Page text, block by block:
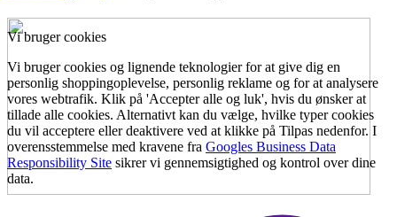
Vi bruger cookies
Vi bruger cookies og lignende teknologier for at give dig en
personlig shoppingoplevelse, personlig reklame og for at analysere
vores webtrafik. Klik på 'Accepter alle og luk', hvis du ønsker at
tillade alle cookies. Alternativt kan du vælge, hvilke typer cookies
du vil acceptere eller deaktivere ved at klikke på Tilpas nedenfor. I
overensstemmelse med kravene fra Googles Business Data
Responsibility Site sikrer vi gennemsigtighed og kontrol over dine
data.